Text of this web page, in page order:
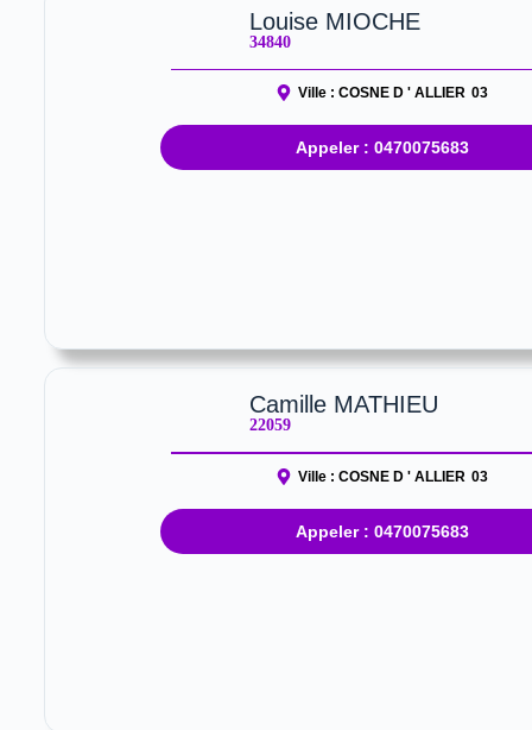
Louise MIOCHE
34840
Ville :COSNE D ' ALLIER 03
Appeler : 0470075683
Camille MATHIEU
22059
Ville :COSNE D ' ALLIER 03
Appeler : 0470075683